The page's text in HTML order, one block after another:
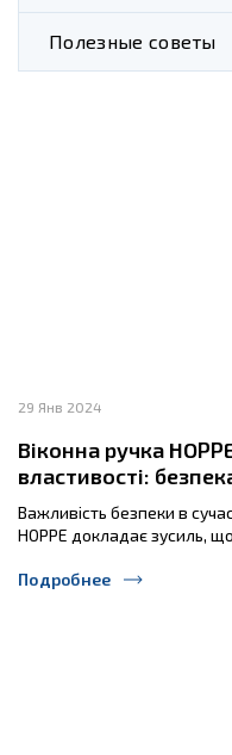
Полезные советы
29 Янв 2024
Віконна ручка
властивості:
Важливість безпеки в
HOPPE докладає зусиль,
Подробнее